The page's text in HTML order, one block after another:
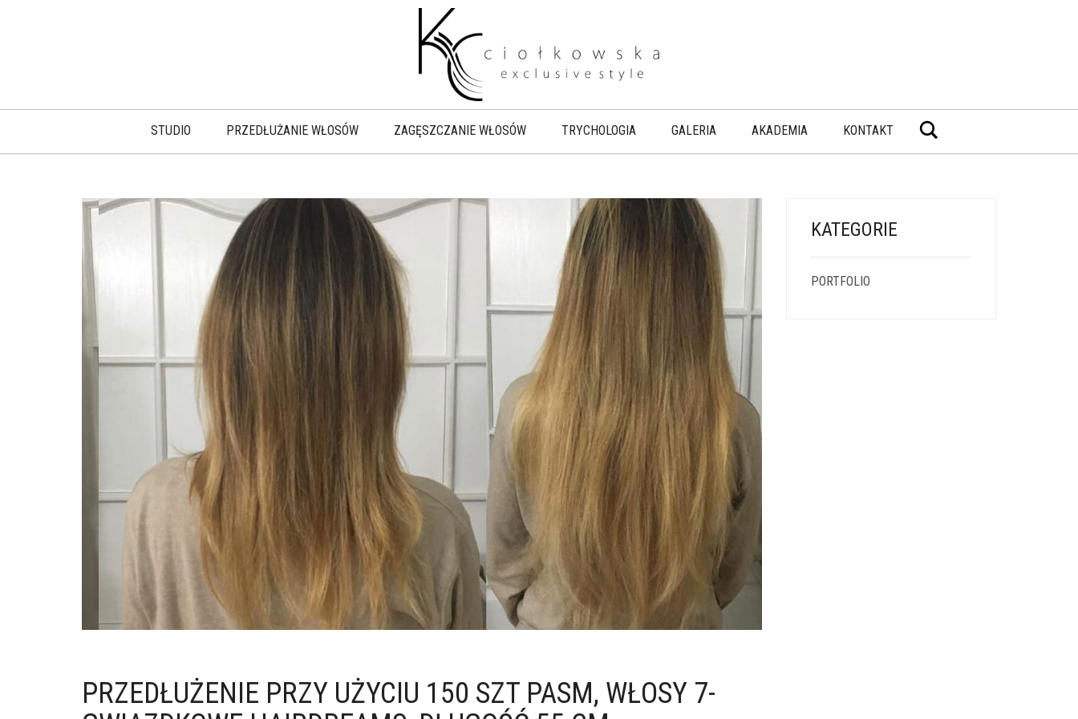
STUDIO PRZEDŁUŻANIE WŁOSÓW ZAGĘSZCZANIE WŁOSÓW TRYCHOLOGIA GALERIA AKADEMIA KONTAKT
PRZEDŁUŻENIE PRZY UŻYCIU 150 SZT PASM, WŁOSY 7-
KATEGORIE
PORTFOLIO